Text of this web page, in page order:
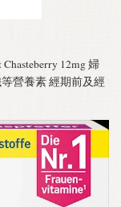
Chasteberry 12mg 婦
營養素 經期前及經